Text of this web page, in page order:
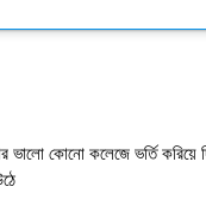
ভালো কোনো কলেজে ভর্তি করিয়ে